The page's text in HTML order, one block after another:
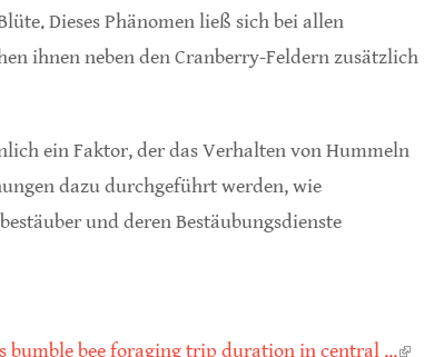
Dieses Phänomen ließ sich bei allen
ihnen neben den Cranberry-Feldern zusätzlich
ein Faktor, der das Verhalten von Hummeln
dazu durchgeführt werden, wie
und deren Bestäubungsdienste
bumble bee foraging trip duration in central ...(link is